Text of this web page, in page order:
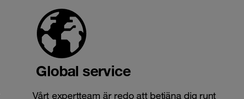
Global service
Vårt expertteam är redo att betjäna dig runt